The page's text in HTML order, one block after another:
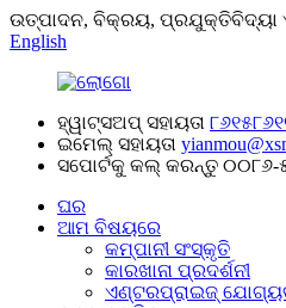
ଉତ୍ପାଦନ, ବିକ୍ରୟ, ପ୍ରଯୁକ୍ତିବିଦ୍ୟା
English
ହ୍ୱାଟ୍ସଅପ୍ ସହାୟତା
ଇମେଲ୍ ସହାୟତା
ସପୋର୍ଟକୁ କଲ୍ କରନ୍ତୁ ୦୦୮୬-
ଘର
ଆମ ବିଷୟରେ
କମ୍ପାନୀ ସଂସ୍କୃତି
କାରଖାନା ପ୍ରଦର୍ଶନୀ
ଏଣ୍ଟରପ୍ରାଇଜ୍